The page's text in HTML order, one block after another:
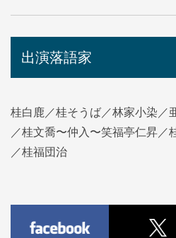
出演落語家
桂白鹿／桂そうば／林家小染／
／桂文喬〜仲入〜笑福亭仁昇／
／桂福団治